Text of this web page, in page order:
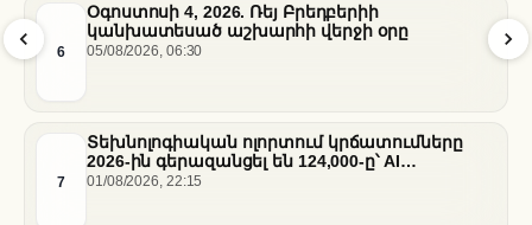
6
Օգոստոսի 4, 2026. Ռեյ Բրեդբերիի
կանխատեսած աշխարհի վերջի օրը
05/08/2026, 06:30
7
Տեխնոլոգիական ոլորտում կրճատումները
2026-ին գերազանցել են 124,000-ը՝ AI
ենթակառուցվածքների վերաբաշխման ֆոնին
01/08/2026, 22:15